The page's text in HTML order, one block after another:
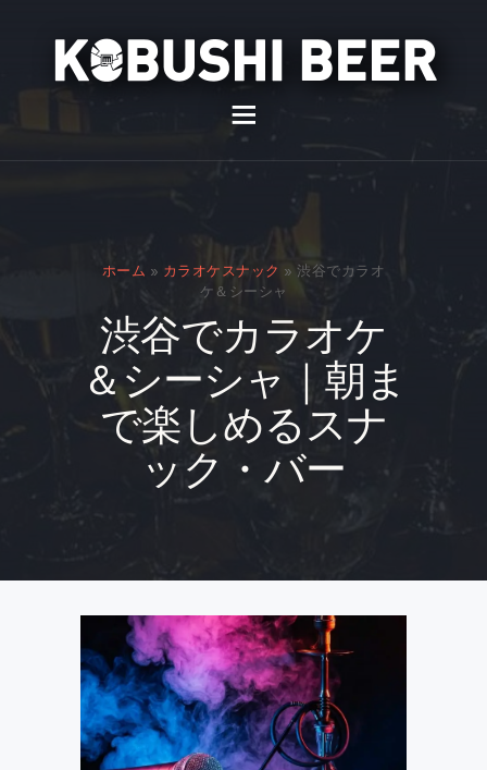
ホーム » カラオケスナック » 渋谷でカラオ
ケ＆シーシャ
渋谷でカラオケ
＆シーシャ｜朝ま
で楽しめるスナ
ック・バー
スナック
通販
スタッフ募集
問い合わせ